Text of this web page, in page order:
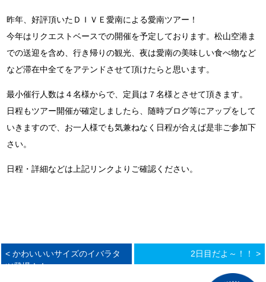
昨年、好評頂いたＤＩＶＥ愛南による愛南ツアー！
今年はリクエストベースでの開催を予定しております。松山空港ま
での送迎を含め、行き帰りの観光、夜は愛南の美味しい食べ物など
など滞在中全てをアテンドさせて頂けたらと思います。
最小催行人数は４名様からで、定員は７名様とさせて頂きます。
日程もツアー開催が確定しましたら、随時ブログ等にアップをして
いきますので、お一人様でも気兼ねなく日程が合えば是非ご参加下
さい。
日程・詳細などは上記リンクよりご確認ください。
< かわいいいサイズのイバラタ
ツ登場！！
2日目だよ～！！ >